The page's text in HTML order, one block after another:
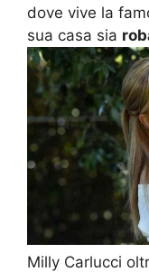
dove vive la
sua casa sia
Milly Carlucci